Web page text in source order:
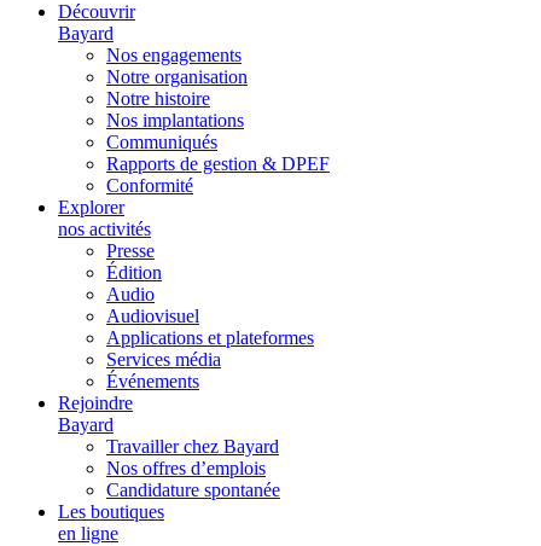
Découvrir
Bayard
Nos engagements
Notre organisation
Notre histoire
Nos implantations
Communiqués
Rapports de gestion & DPEF
Conformité
Explorer
nos activités
Presse
Édition
Audio
Audiovisuel
Applications et plateformes
Services média
Événements
Rejoindre
Bayard
Travailler chez Bayard
Nos offres d’emplois
Candidature spontanée
Les boutiques
en ligne